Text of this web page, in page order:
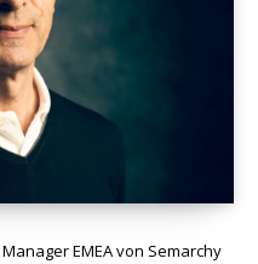
EMEA von Semarchy